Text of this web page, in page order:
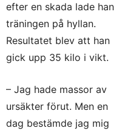
efter en skada lade han
träningen på hyllan.
Resultatet blev att han
gick upp 35 kilo i vikt.
– Jag hade massor av
ursäkter förut. Men en
dag bestämde jag mig